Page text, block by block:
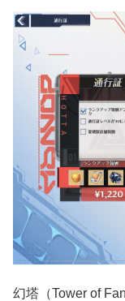
幻塔（Tower of